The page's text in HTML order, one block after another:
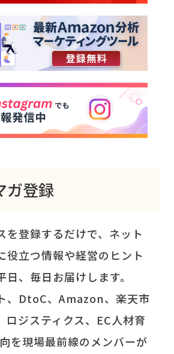
ガ登録
を登録するだけで、ネット
役立つ情報や経営のヒント
日、毎日お届けします。
、DtoC、Amazon、楽天市
ロジスティクス、EC人材育
を現場最前線のメンバーが